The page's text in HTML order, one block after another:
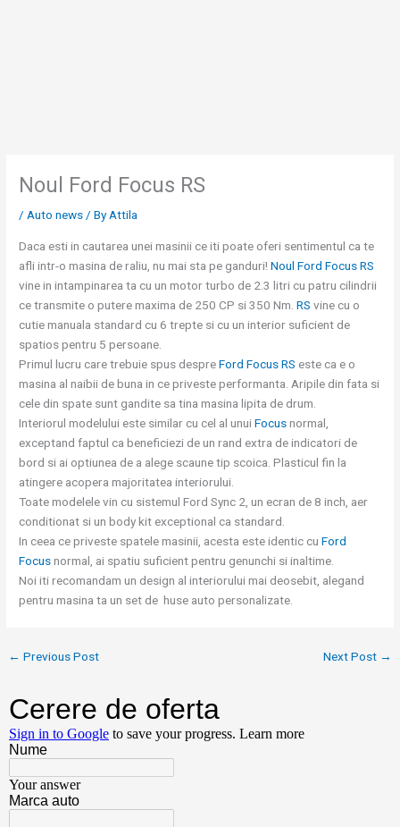
Noul Ford Focus RS
/ Auto news / ByAttila
Daca esti in cautarea unei masinii ce iti poate oferi sentimentul ca te
afli intr-o masina de raliu, nu mai sta pe ganduri!Noul Ford Focus RS
vine in intampinarea ta cu un motor turbo de 2.3 litri cu patru cilindrii
ce transmite o putere maxima de 250 CP si 350 Nm. RS vine cu o
cutie manuala standard cu 6 trepte si cu un interior suficient de
spatios pentru 5 persoane.
Primul lucru care trebuie spus despreFord Focus RS este ca e o
masina al naibii de buna in ce priveste performanta. Aripile din fata si
cele din spate sunt gandite sa tina masina lipita de drum.
Interiorul modelului este similar cu cel al unuiFocusnormal,
exceptand faptul ca beneficiezi de un rand extra de indicatori de
bord si ai optiunea de a alege scaune tip scoica. Plasticul fin la
atingere acopera majoritatea interiorului.
Toate modelele vin cu sistemul Ford Sync 2, un ecran de 8 inch, aer
conditionat si un body kit exceptional ca standard.
In ceea ce priveste spatele masinii, acesta este identic cuFord
Focusnormal, ai spatiu suficient pentru genunchi si inaltime.
Noi iti recomandam un design al interiorului mai deosebit, alegand
pentru masina ta un set de huse auto personalizate.
← Previous Post Next Post →